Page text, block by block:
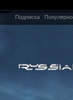
Подписка